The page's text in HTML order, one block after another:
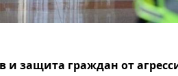
и защита граждан от